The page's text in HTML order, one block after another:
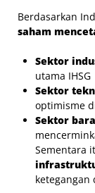
Berdasarkan
saham
Sektor
utama IHSG
Sektor
optimisme
Sektor
Sementara
ketegangan